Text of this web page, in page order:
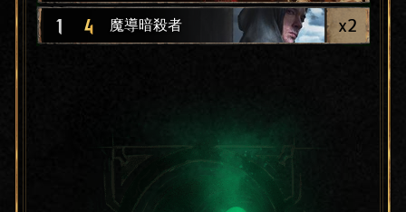
1 4 魔導暗殺者 x2